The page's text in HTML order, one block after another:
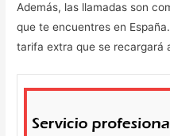
Además, las llamadas son
que te encuentres en
tarifa extra que se recargará